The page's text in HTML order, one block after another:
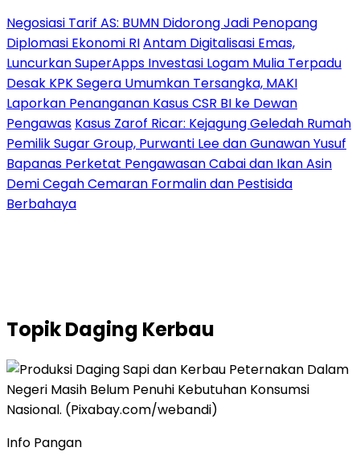
Negosiasi Tarif AS: BUMN Didorong Jadi Penopang
Diplomasi Ekonomi RIAntam Digitalisasi Emas,
Luncurkan SuperApps Investasi Logam Mulia Terpadu
Desak KPK Segera Umumkan Tersangka, MAKI
Laporkan Penanganan Kasus CSR BI ke Dewan
Pengawas Kasus Zarof Ricar: Kejagung Geledah Rumah
Pemilik Sugar Group, Purwanti Lee dan Gunawan Yusuf
Bapanas Perketat Pengawasan Cabai dan Ikan Asin
Demi Cegah Cemaran Formalin dan Pestisida
Berbahaya
TopikDaging Kerbau
Info Pangan